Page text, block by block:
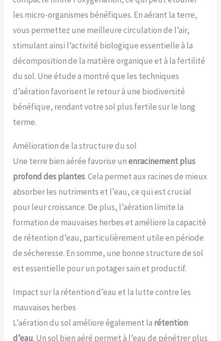
les micro-organismes bénéfiques. En aérant la terre,
vous permettez une meilleure circulation de l’air,
stimulant ainsi l’activité biologique essentielle à la
décomposition de la matière organique et à la fertilité
du sol. Une étude a montré que les techniques
d’aération favorisent le retour à une biodiversité
bénéfique, rendant votre sol plus fertile sur le long
terme.
Amélioration de la structure du sol
Une terre bien aérée favorise unenracinement plus
profond des plantes. Cela permet aux racines de mieux
absorber les nutriments et l’eau, ce qui est crucial
pour leur croissance. De plus, l’aération limite la
formation de mauvaises herbes et améliore la capacité
de rétention d’eau, particulièrement utile en période
de sécheresse. En somme, une bonne structure de sol
est essentielle pour un potager sain et productif.
Impact sur la rétention d’eau et la lutte contre les
mauvaises herbes
L’aération du sol améliore également la rétention
d’eau. Un sol bien aéré permet à l’eau de pénétrer plus